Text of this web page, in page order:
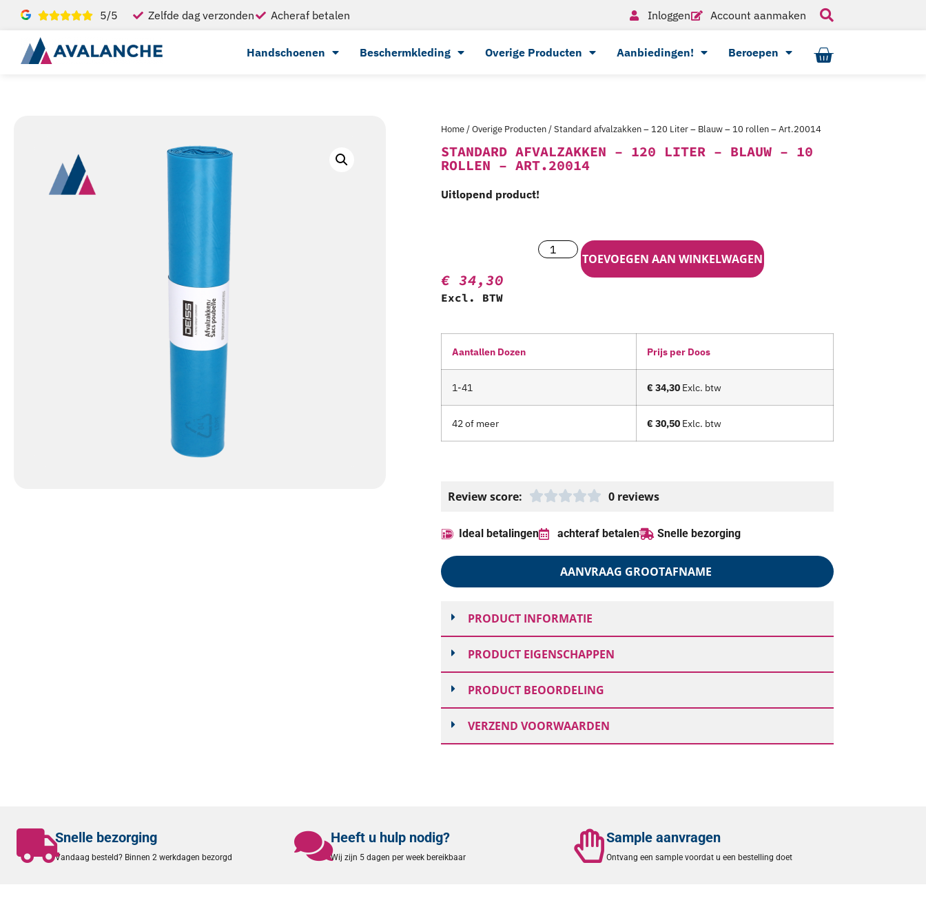
5/5 Zelfde dag verzonden Acheraf betalen Inloggen Account aanmaken
Handschoenen Beschermkleding Overige Producten Aanbiedingen! Beroepen
Home/Overige Producten/ Standard afvalzakken – 120 Liter – Blauw – 10 rollen – Art.20014
STANDARD AFVALZAKKEN – 120 LITER – BLAUW – 10
ROLLEN – ART.20014
Uitlopend product!
€ 34,30
TOEVOEGEN AAN WINKELWAGEN
Excl. BTW
Aantallen Dozen Prijs per Doos
1-41 € 34,30 Exlc. btw
42 of meer € 30,50 Exlc. btw
Review score: 0 reviews
Ideal betalingen achteraf betalen Snelle bezorging
AANVRAAG GROOTAFNAME
PRODUCT INFORMATIE
PRODUCT EIGENSCHAPPEN
PRODUCT BEOORDELING
VERZEND VOORWAARDEN
Snelle bezorging
Vandaag besteld? Binnen 2 werkdagen bezorgd
Heeft u hulp nodig?
Wij zijn 5 dagen per week bereikbaar
Sample aanvragen
Ontvang een sample voordat u een bestelling doet